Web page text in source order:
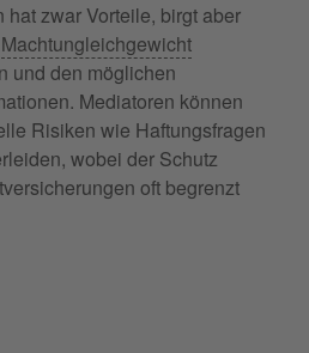
zwar Vorteile, birgt aber
Machtungleichgewicht
und den möglichen
Mediatoren können
Risiken wie Haftungsfragen
wobei der Schutz
oft begrenzt